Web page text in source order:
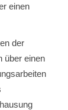
einen
der
über einen